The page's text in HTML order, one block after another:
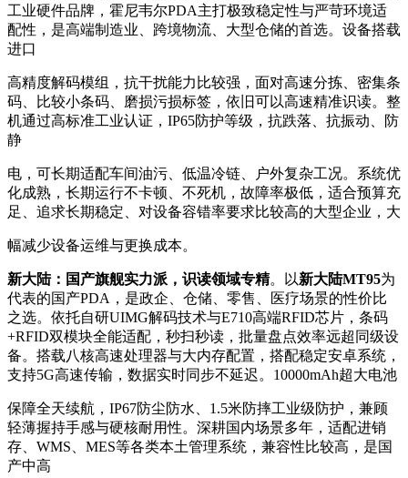
工业硬件品牌，霍尼韦尔PDA主打极致稳定性与严苛环境适
配性，是高端制造业、跨境物流、大型仓储的首选。设备搭载
进口
高精度解码模组，抗干扰能力比较强，面对高速分拣、密集条
码、比较小条码、磨损污损标签，依旧可以高速精准识读。整
机通过高标准工业认证，IP65防护等级，抗跌落、抗振动、防
静
电，可长期适配车间油污、低温冷链、户外复杂工况。系统优
化成熟，长期运行不卡顿、不死机，故障率极低，适合预算充
足、追求长期稳定、对设备容错率要求比较高的大型企业，大
幅减少设备运维与更换成本。
新大陆：国产旗舰实力派，识读领域专精。以新大陆MT95为
代表的国产PDA，是政企、仓储、零售、医疗场景的性价比
之选。依托自研UIMG解码技术与E710高端RFID芯片，条码
+RFID双模块全能适配，秒扫秒读，批量盘点效率远超同级设
备。搭载八核高速处理器与大内存配置，搭配稳定安卓系统，
支持5G高速传输，数据实时同步不延迟。10000mAh超大电池
保障全天续航，IP67防尘防水、1.5米防摔工业级防护，兼顾
轻薄握持手感与硬核耐用性。深耕国内场景多年，适配进销
存、WMS、MES等各类本土管理系统，兼容性比较高，是国
产中高